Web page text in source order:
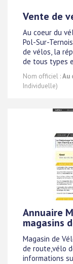
Vente de
Au coeur du
Pol-Sur-
de vélos, la
de tous types
Nom officiel :Au
Individuelle)
Annuaire
magasins
Magasin de
de route,vélo
informations